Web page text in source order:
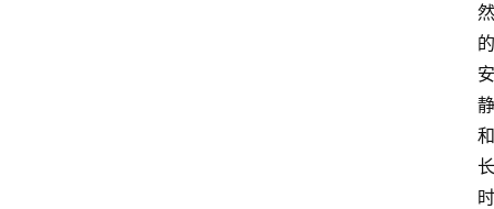
然
的
安
静
和
长
时